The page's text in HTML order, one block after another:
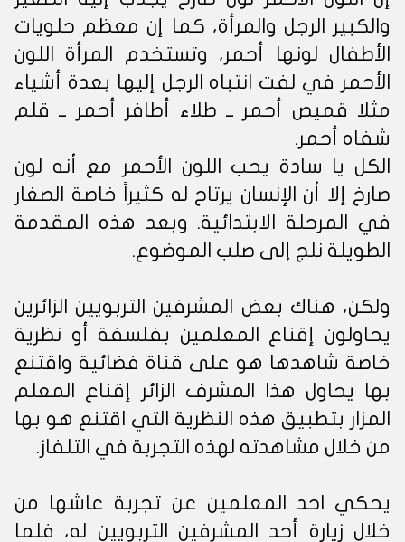
والكبير الرجل والمرأة، كما إن معظم حلويات
الأطفال لونها أحمر، وتستخدم المرأة اللون
الأحمر في لفت انتباه الرجل إليها بعدة أشياء
مثلا قميص أحمر ــ طلاء أطافر أحمر ــ قلم
شفاه أحمر.
الكل يا سادة يحب اللون الأحمر مع أنه لون
صارخ إلا أن الإنسان يرتاح له كثيراً خاصة الصغار
في المرحلة الابتدائية. وبعد هذه المقدمة
الطويلة نلج إلى صلب الموضوع.
ولكن، هناك بعض المشرفين التربويين الزائرين
يحاولون إقناع المعلمين بفلسفة أو نظرية
خاصة شاهدها هو على قناة فضائية واقتنع
بها يحاول هذا المشرف الزائر إقناع المعلم
المزار بتطبيق هذه النظرية التي اقتنع هو بها
من خلال مشاهدته لهذه التجربة في التلفاز.
يحكي احد المعلمين عن تجربة عاشها من
خلال زيارة أحد المشرفين التربويين له، فلما